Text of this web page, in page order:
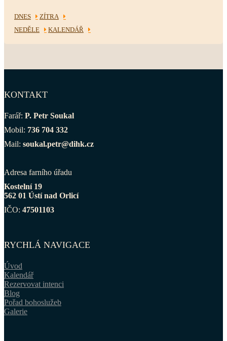
DNES
ZÍTRA
NEDĚLE
KALENDÁŘ
KONTAKT
Farář: P. Petr Soukal
Mobil: 736 704 332
Mail: soukal.petr@dihk.cz
Adresa farního úřadu
Kostelní 19
562 01 Ústí nad Orlicí
IČO: 47501103
RYCHLÁ NAVIGACE
Úvod
Kalendář
Rezervovat intenci
Blog
Pořad bohoslužeb
Galerie